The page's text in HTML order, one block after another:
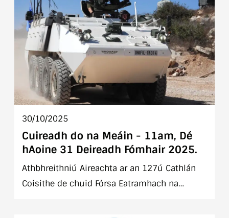
30/10/2025
Cuireadh do na Meáin - 11am, Dé
hAoine 31 Deireadh Fómhair 2025.
Athbhreithniú Aireachta ar an 127ú Cathlán
Coisithe de chuid Fórsa Eatramhach na